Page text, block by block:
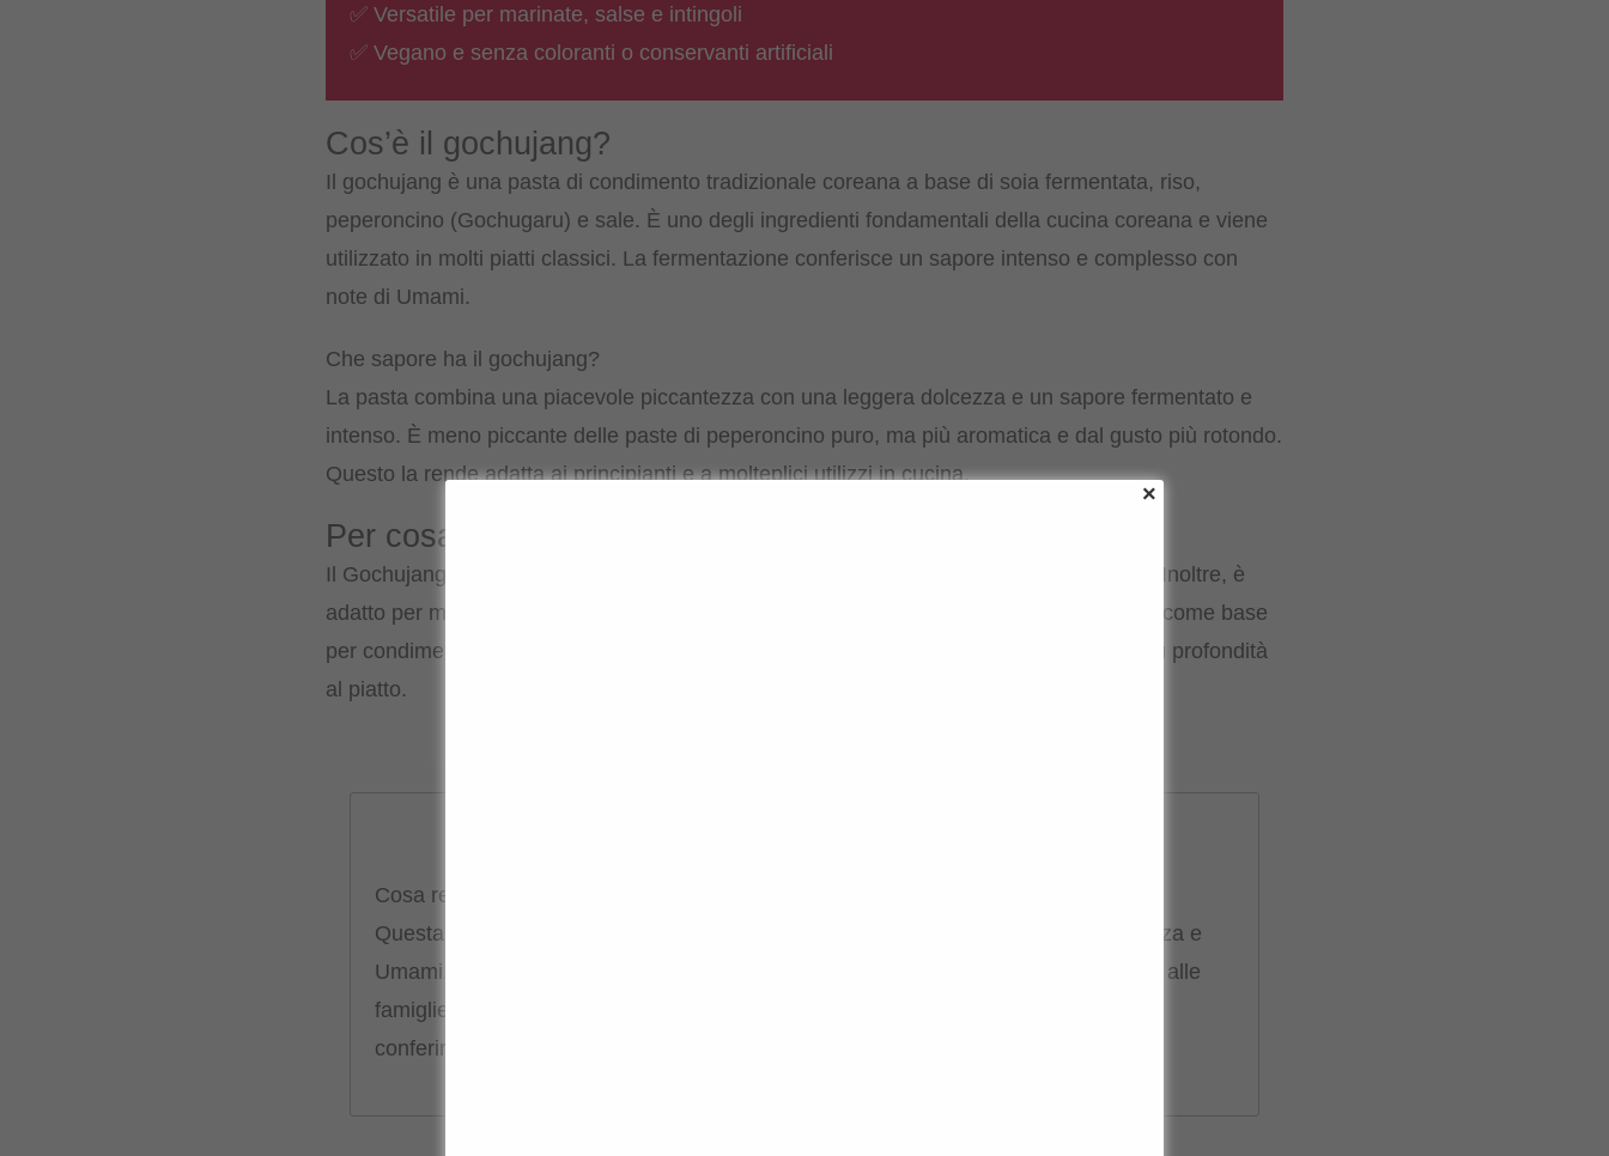
✅ Versatile per marinate, salse e intingoli
✅ Vegano e senza coloranti o conservanti artificiali
Cos’è il gochujang?
Il gochujang è una pasta di condimento tradizionale coreana a base di soia fermentata, riso,
peperoncino (Gochugaru) e sale. È uno degli ingredienti fondamentali della cucina coreana e viene
utilizzato in molti piatti classici. La fermentazione conferisce un sapore intenso e complesso con
note di Umami.
Che sapore ha il gochujang?
La pasta combina una piacevole piccantezza con una leggera dolcezza e un sapore fermentato e
intenso. È meno piccante delle paste di peperoncino puro, ma più aromatica e dal gusto più rotondo.
Questo la rende adatta ai principianti e a molteplici utilizzi in cucina.
Per cosa posso usare il Gochujang?
Il Gochujang viene tradizionalmente utilizzato per il Bibimbap, il Tteokbokki o il Bulgogi. Inoltre, è
adatto per marinate, salse, zuppe o intingoli. Anche in combinazione con la maionese o come base
per condimenti, può essere utilizzata in modo versatile e conferisce immediatamente più profondità
al piatto.
Cosa rende speciale questa pasta di Gochujang?
Questa variante di Maeilfoods convince per il suo equilibrio tra piccantezza, dolcezza e
Umami. La confezione compatta da 170 g è particolarmente adatta ai principianti o alle
famiglie più piccole. Grazie alla ricetta concentrata, basta una piccola quantità per
conferire ai piatti un sapore intenso.